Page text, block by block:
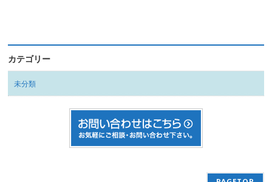
カテゴリー
未分類